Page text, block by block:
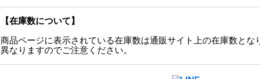
【在庫数について】
商品ページに表示されている在庫数は通販サイト上の在庫数とな
異なりますのでご注意ください。